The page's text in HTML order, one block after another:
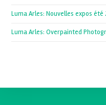
Luma Arles: Nouvelles expos été
Luma Arles: Overpainted